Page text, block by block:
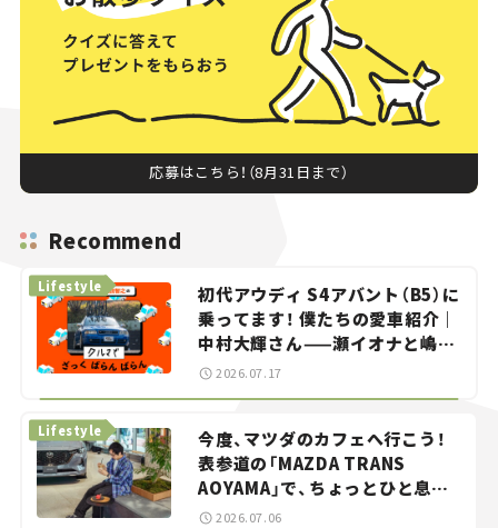
応募はこちら！（8月31日まで）
Recommend
初代アウディ S4アバント（B5）に
乗ってます！ 僕たちの愛車紹介｜
中村大輝さん——瀬イオナと嶋田
智之の「クルマでざっくばらんば
Lifestyle
2026.07.17
今度、マツダのカフェへ行こう！
表参道の「MAZDA TRANS
AOYAMA」で、ちょっとひと息。
——連載｜CCGとクルマでどうす
Lifestyle
2026.07.06